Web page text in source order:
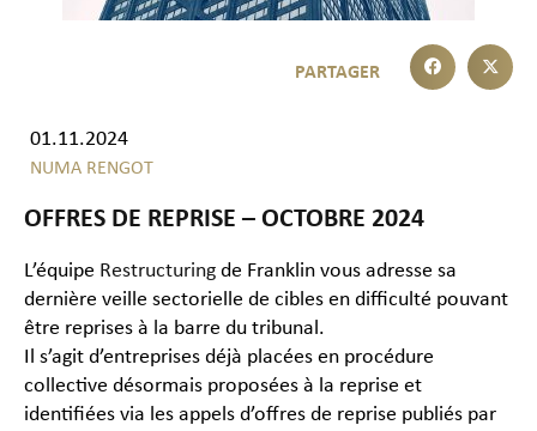
01.11.2024
NUMA RENGOT
OFFRES DE REPRISE – OCTOBRE 2024
L’équipe Restructuring de Franklin vous adresse sa
dernière veille sectorielle de cibles en difficulté pouvant
être reprises à la barre du tribunal.
Il s’agit d’entreprises déjà placées en procédure
collective désormais proposées à la reprise et
identifiées via les appels d’offres de reprise publiés par